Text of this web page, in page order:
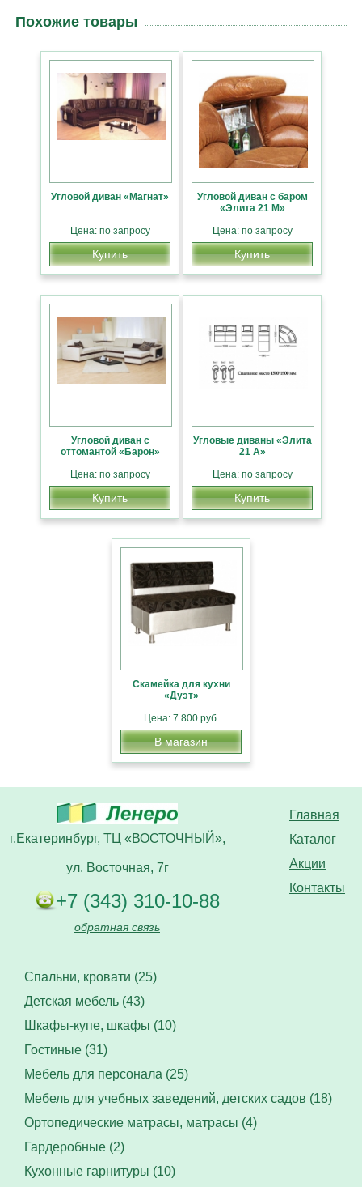
Похожие товары
Угловой диван «Магнат»
Цена: по запросу
Купить
Угловой диван с баром
«Элита 21 М»
Цена: по запросу
Купить
Угловой диван с
оттомантой «Барон»
Цена: по запросу
Купить
Угловые диваны «Элита
21 А»
Цена: по запросу
Купить
Скамейка для кухни
«Дуэт»
Цена: 7 800 руб.
В магазин
Главная
Каталог
Акции
Контакты
г.Екатеринбург, ТЦ «ВОСТОЧНЫЙ»,
ул. Восточная, 7г
+7 (343) 310-10-88
обратная связь
Спальни, кровати (25)
Детская мебель (43)
Шкафы-купе, шкафы (10)
Гостиные (31)
Мебель для персонала (25)
Мебель для учебных заведений, детских садов (18)
Ортопедические матрасы, матрасы (4)
Гардеробные (2)
Кухонные гарнитуры (10)